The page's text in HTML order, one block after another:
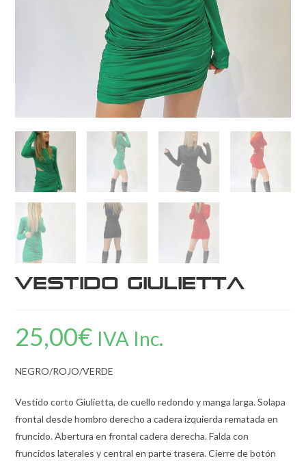
Vestido Giulietta
25,00€ IVA Inc.
NEGRO/ROJO/VERDE
Vestido corto Giulietta, de cuello redondo y manga larga. Solapa
frontal desde hombro derecho a cadera izquierda rematada en
fruncido. Abertura en frontal cadera derecha. Falda con
fruncidos laterales y central en parte trasera. Cierre de botón